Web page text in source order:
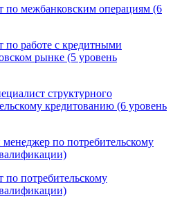
по межбанковским операциям (6
по работе с кредитными
рынке (5 уровень
структурного
кредитованию (6 уровень
по потребительскому
по потребительскому